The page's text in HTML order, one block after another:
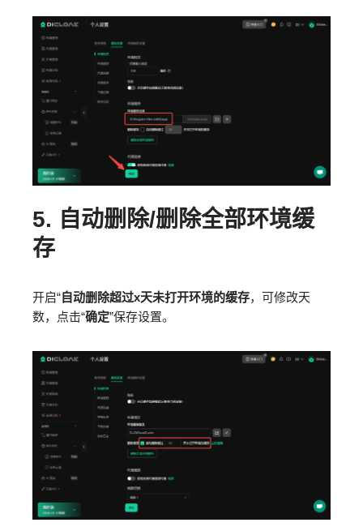
5. 自动删除/删除全部环境缓
存
开启“自动删除超过x天未打开环境的缓存，可修改天
数，点击“确定”保存设置。